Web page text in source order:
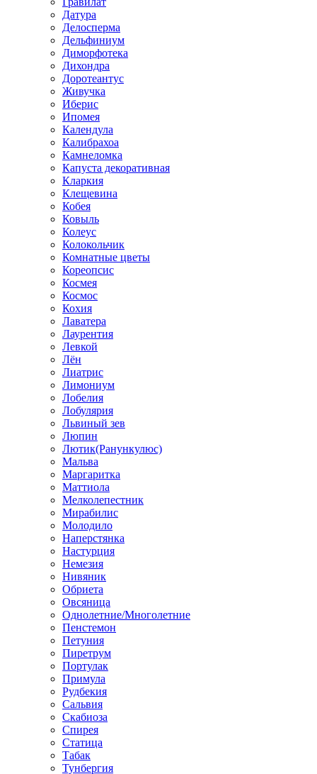
Датура
Делосперма
Дельфиниум
Диморфотека
Дихондра
Доротеантус
Живучка
Иберис
Ипомея
Календула
Калибрахоа
Камнеломка
Капуста декоративная
Кларкия
Клещевина
Кобея
Ковыль
Колеус
Колокольчик
Комнатные цветы
Кореопсис
Космея
Космос
Кохия
Лаватера
Лаурентия
Левкой
Лён
Лиатрис
Лимониум
Лобелия
Лобулярия
Львиный зев
Люпин
Лютик(Ранункулюс)
Мальва
Маргаритка
Маттиола
Мелколепестник
Мирабилис
Молодило
Наперстянка
Настурция
Немезия
Нивяник
Обриета
Овсяница
Однолетние/Многолетние
Пенстемон
Петуния
Пиретрум
Портулак
Примула
Рудбекия
Сальвия
Скабиоза
Спирея
Статица
Табак
Тунбергия